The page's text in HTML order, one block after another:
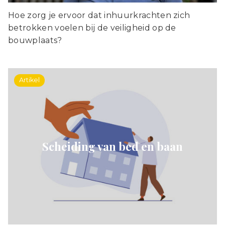
Hoe zorg je ervoor dat inhuurkrachten zich
betrokken voelen bij de veiligheid op de
bouwplaats?
Artikel
Scheiding van bed en baan